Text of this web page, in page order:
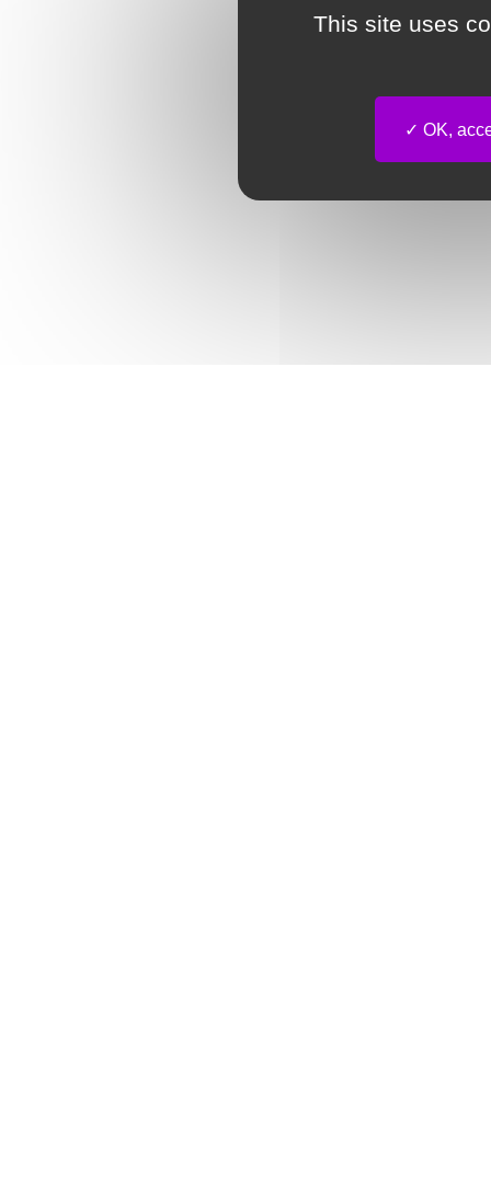
This site uses
OK,